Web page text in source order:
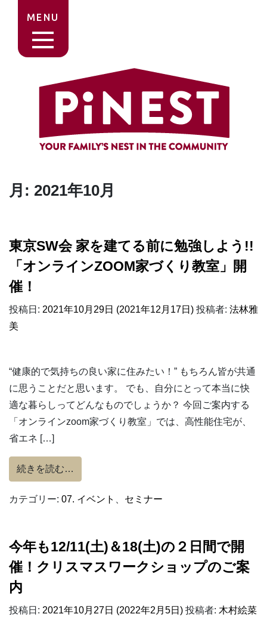
MENU
月: 2021年10月
東京SW会 家を建てる前に勉強しよう!!
「オンラインZOOM家づくり教室」開
催！
投稿日: 2021年10月29日 (2021年12月17日) 投稿者: 法林雅
美
“健康的で気持ちの良い家に住みたい！” もちろん皆が共通
に思うことだと思います。 でも、自分にとって本当に快
適な暮らしってどんなものでしょうか？ 今回ご案内する
「オンラインzoom家づくり教室」では、高性能住宅が、
省エネ […]
続きを読む…
カテゴリー: 07. イベント セミナー
今年も12/11(土)＆18(土)の２日間で開
催！クリスマスワークショップのご案
内
投稿日: 2021年10月27日 (2022年2月5日) 投稿者: 木村絵菜